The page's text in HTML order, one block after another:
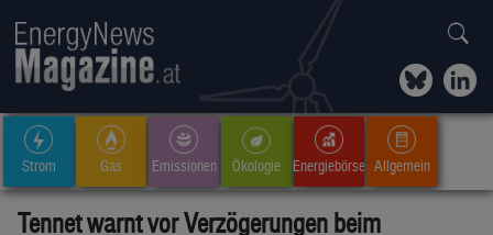
Strom Gas Emissionen Ökologie Energiebörse Allgemein
Tennet warnt vor Verzögerungen beim